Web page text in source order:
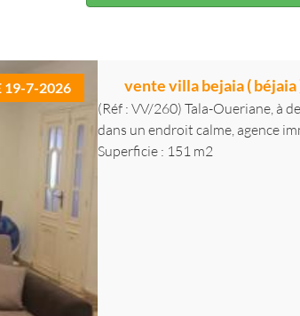
19-7-2026 vente villa bejaia ( béjaia
(Réf : VV/260) Tala-Oueriane, à
dans un endroit calme, agence
Superficie : 151 m2